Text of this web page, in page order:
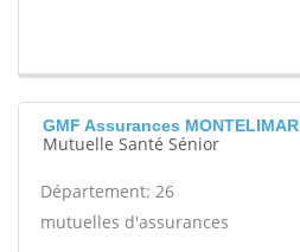
GMF Assurances MONTELIMAR
Mutuelle Santé Sénior
Département: 26
mutuelles d'assurances